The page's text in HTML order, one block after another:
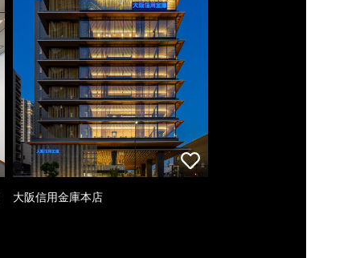
大阪信用金庫本店